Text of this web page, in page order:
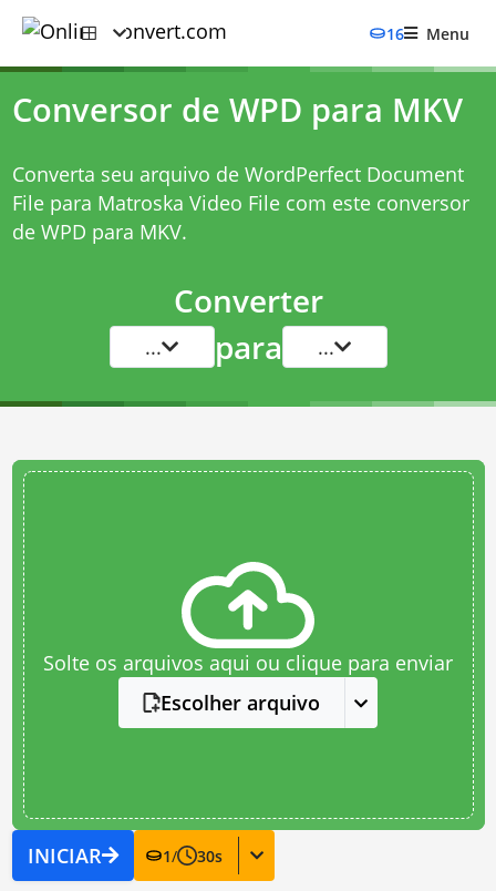
16 Menu
Conversor de WPD para MKV
Converta seu arquivo de WordPerfect Document
File para Matroska Video File com este conversor
de WPD para MKV.
Converter
... para ...
Solte os arquivos aqui ou clique para enviar
Escolher arquivo
INICIAR 1/ 30s